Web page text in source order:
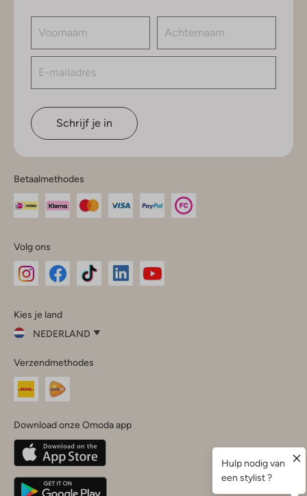
Schrijf je in
Betaalmethodes
Volg ons
InstagramFacebook
Kies je land
NEDERLAND
je
land
Nederland
Belgique(Français)
Deutschland
Verzendmethodes
Download onze Omoda app